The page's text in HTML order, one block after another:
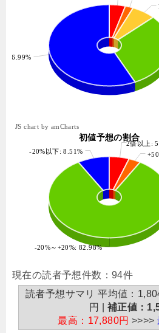
: 56.99%
-20%以下: 8.51%
2倍以上:
-20%～+20%: 82.98%
初値予想の割合
JS chart by amCharts
現在の読者予想件数：94件
読者予想サマリ 平均値：
円 | 補正値：
最高：17,880円 >>>>